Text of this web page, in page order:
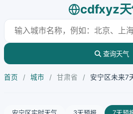
cdfxyz天
查询天气
首页 / 城市 / 甘肃省 / 安宁区未来7